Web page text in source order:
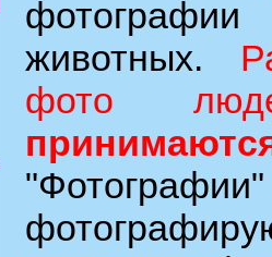
животных.
фото